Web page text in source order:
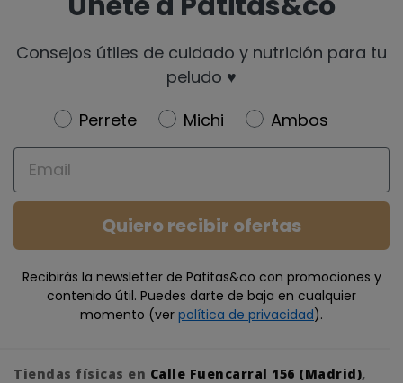
Consejos útiles de cuidado y nutrición para tu
peludo ♥️
Newsletter
Perrete Michi
Ambos
Email
Quiero recibir ofertas
Recibirás la newsletter de Patitas&co con promociones y
contenido útil. Puedes darte de baja en cualquier
momento (ver política de privacidad).
Tiendas físicas en Calle Fuencarral 156 (Madrid),